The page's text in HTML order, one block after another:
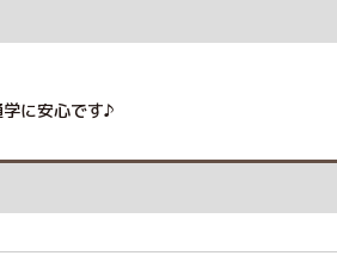
に安心です♪